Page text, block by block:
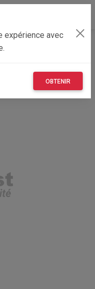
expérience avec
OBTENIR
et services